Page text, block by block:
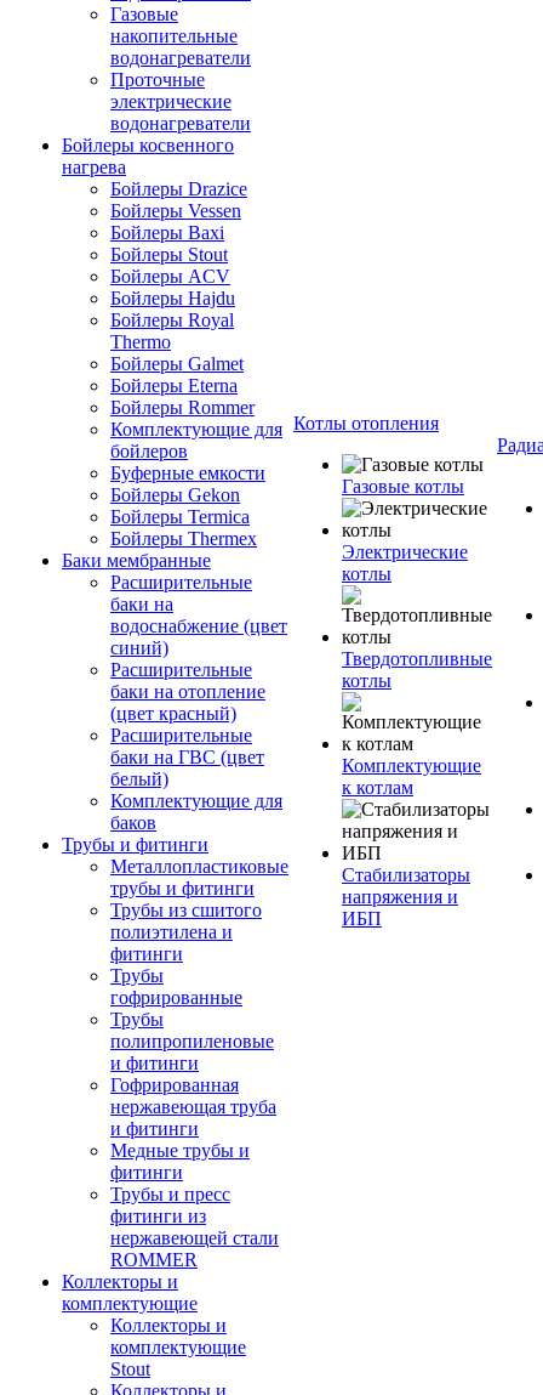
Газовые
накопительные
водонагреватели
Проточные
электрические
водонагреватели
Бойлеры косвенного
нагрева
Бойлеры Drazice
Бойлеры Vessen
Бойлеры Baxi
Бойлеры Stout
Бойлеры ACV
Бойлеры Hajdu
Бойлеры Royal
Thermo
Бойлеры Galmet
Бойлеры Eterna
Бойлеры Rommer
Комплектующие для
бойлеров
Буферные емкости
Бойлеры Gekon
Бойлеры Termica
Бойлеры Thermex
Баки мембранные
Расширительные
баки на
водоснабжение (цвет
синий)
Расширительные
баки на отопление
(цвет красный)
Расширительные
баки на ГВС (цвет
белый)
Комплектующие для
баков
Трубы и фитинги
Металлопластиковые
трубы и фитинги
Трубы из сшитого
полиэтилена и
фитинги
Трубы
гофрированные
Трубы
полипропиленовые
и фитинги
Гофрированная
нержавеющая труба
и фитинги
Медные трубы и
фитинги
Трубы и пресс
фитинги из
нержавеющей стали
ROMMER
Коллекторы и
комплектующие
Коллекторы и
комплектующие
Stout
Коллекторы и
Котлы отопления
Газовые котлы
Электрические
котлы
Твердотопливные
котлы
Комплектующие
к котлам
Стабилизаторы
напряжения и
ИБП